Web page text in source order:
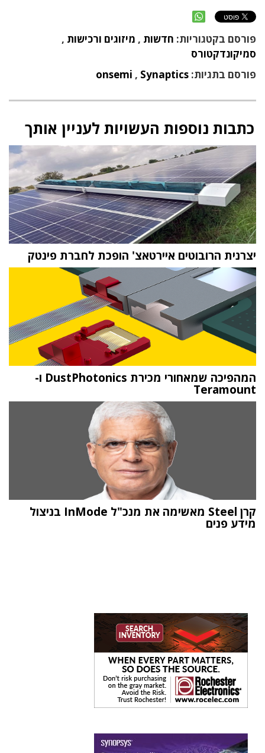
פורסם בקטגוריות: חדשות , מיזוגים ורכישות ,
סמיקונדקטורס
פורסם בתגיות:
onsemi , Synaptics
כתבות נוספות העשויות לעניין אותך
יצרנית הרובוטים איירטאצ' הופכת לחברת פינטק
המהפיכה שמאחורי מכירת DustPhotonics ו-
Teramount
קרן Steel מאשימה את מנכ"ל InMode בניצול
מידע פנים